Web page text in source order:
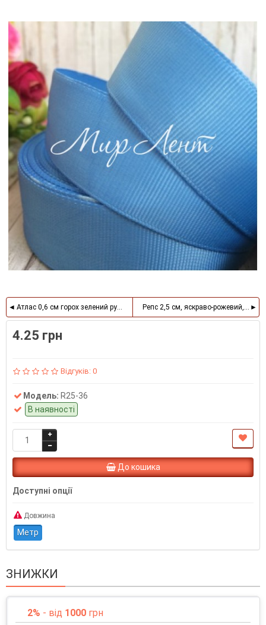
Атлас 0,6 см горох зелений рулон 45 мРепс 2,5 см, яскраво-рожевий, метр
4.25 грн
Відгуків: 0
Модель: R25-36
В наявності
До кошика
Доступні опції
Довжина
Метр
ЗНИЖКИ
2% - від 1000 грн